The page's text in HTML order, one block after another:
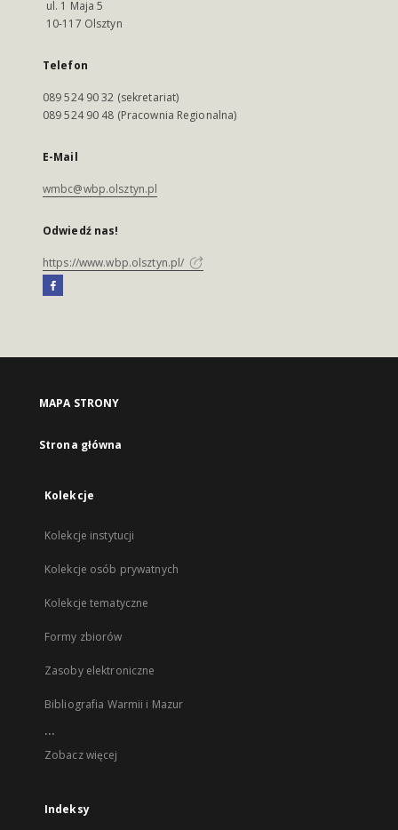
ul. 1 Maja 5
10-117 Olsztyn
Telefon
089 524 90 32 (sekretariat)
089 524 90 48 (Pracownia Regionalna)
E-Mail
wmbc@wbp.olsztyn.pl
Odwiedź nas!
https://www.wbp.olsztyn.pl/
MAPA STRONY
Strona główna
Kolekcje
Kolekcje instytucji
Kolekcje osób prywatnych
Kolekcje tematyczne
Formy zbiorów
Zasoby elektroniczne
Bibliografia Warmii i Mazur
...
Zobacz więcej
Indeksy